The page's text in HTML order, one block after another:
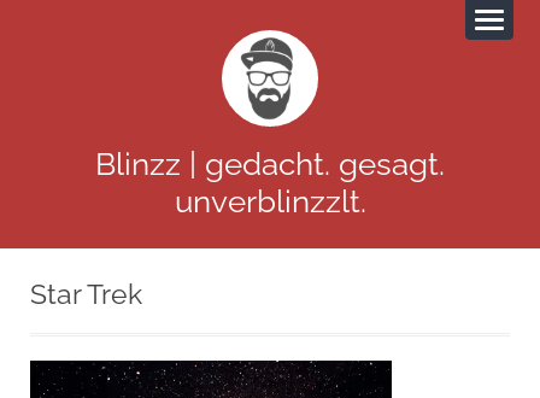
Blinzz | gedacht. gesagt.
unverblinzzlt.
Star Trek